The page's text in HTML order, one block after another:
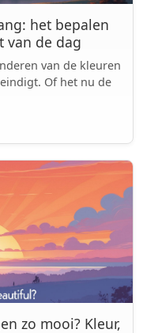
het bepalen
van de dag
van de kleuren
Of het nu de
zo mooi? Kleur,